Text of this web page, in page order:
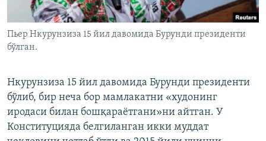
Пьер Нкурунзиза 15 йил давомида Бурунди президенти
бўлган.
Нкурунзиза 15 йил давомида Бурунди президенти
бўлиб, бир неча бор мамлакатни «худонинг
иродаси билан бошқараётгани»ни айтган. У
Конституцияда белгиланган икки муддат